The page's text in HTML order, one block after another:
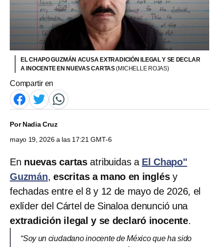
EL CHAPO GUZMÁN ACUSA EXTRADICIÓN ILEGAL Y SE DECLAR
A INOCENTE EN NUEVAS CARTAS(MICHELLE ROJAS)
Compartir en
PorNadia Cruz
mayo 19, 2026 a las 17:21 GMT-6
En nuevas cartas atribuidas a El Chapo"
Guzmán,escritas a mano en inglésy
fechadas entre el 8 y 12 de mayo de 2026, el
exlíder del Cártel de Sinaloa denunció una
extradición ilegal y se declaró inocente.
“Soy un ciudadano inocente de México que ha sido